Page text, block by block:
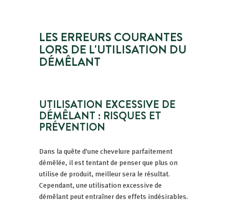
LES ERREURS COURANTES
LORS DE L'UTILISATION DU
DÉMÊLANT
UTILISATION EXCESSIVE DE
DÉMÊLANT : RISQUES ET
PRÉVENTION
Dans la quête d'une chevelure parfaitement
démêlée, il est tentant de penser que plus on
utilise de produit, meilleur sera le résultat.
Cependant, une utilisation excessive de
démêlant peut entraîner des effets indésirables.